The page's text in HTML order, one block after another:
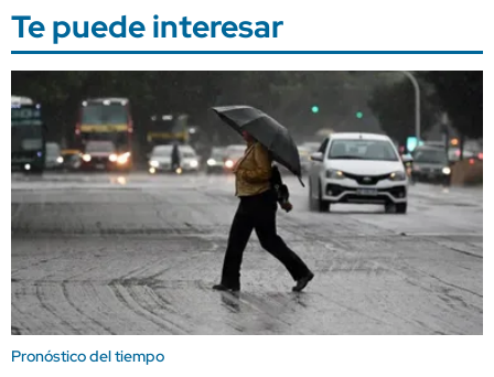
Te puede interesar
Pronóstico del tiempo